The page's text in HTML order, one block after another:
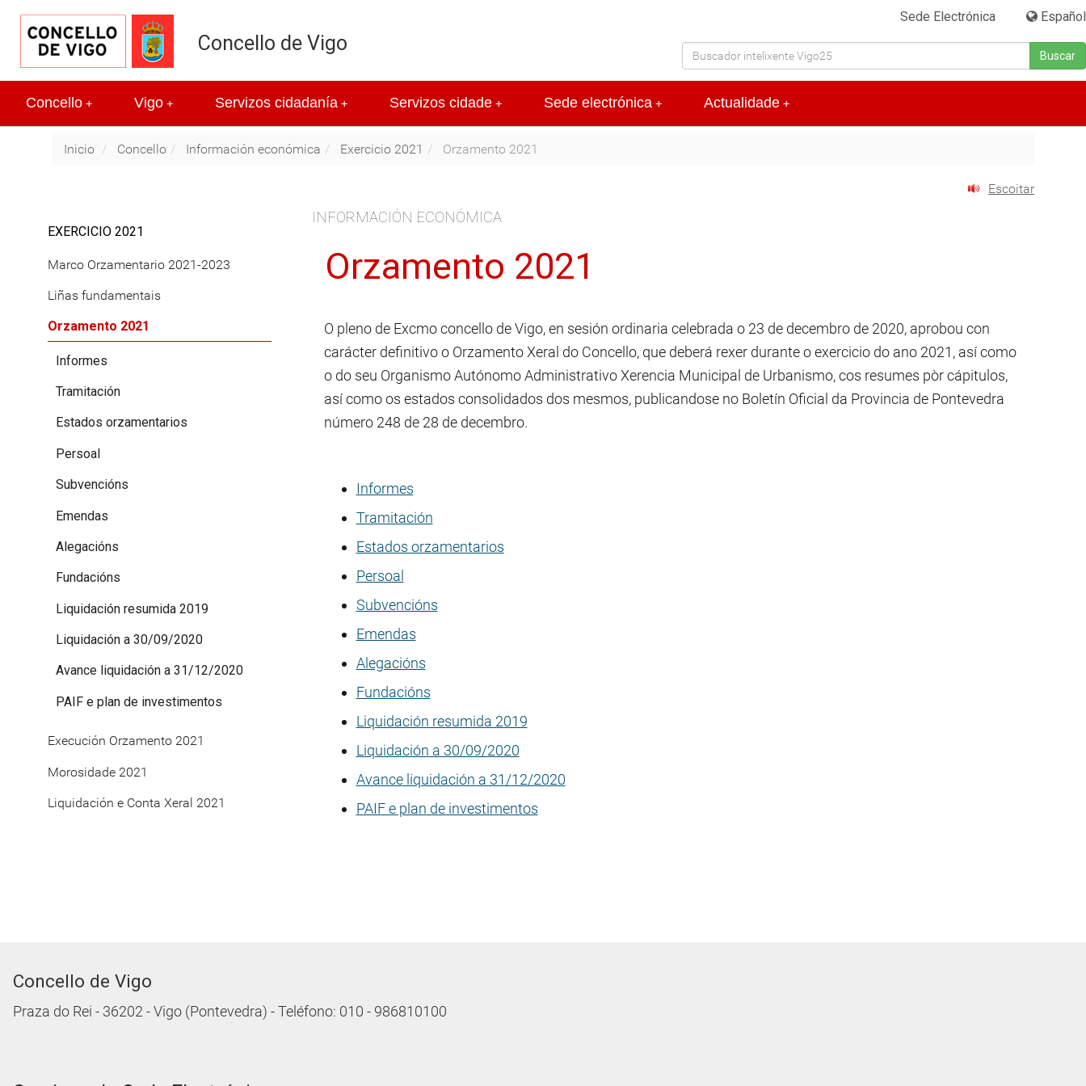
Sede Electrónica Español
Buscar
Concello de Vigo
+
Concello +
Vigo +
Servizos cidadanía +
Servizos cidade +
Sede electrónica +
Actualidade
Inicio Concello Información económica Exercicio 2021 Orzamento 2021
Escoitar
INFORMACIÓN ECONÓMICA
Orzamento 2021
O pleno de Excmo concello de Vigo, en sesión ordinaria celebrada o 23 de decembro de 2020, aprobou con
carácter definitivo o Orzamento Xeral do Concello, que deberá rexer durante o exercicio do ano 2021, así como
o do seu Organismo Autónomo Administrativo Xerencia Municipal de Urbanismo, cos resumes pòr cápitulos,
así como os estados consolidados dos mesmos, publicandose no Boletín Oficial da Provincia de Pontevedra
número 248 de 28 de decembro.
Informes
Tramitación
Estados orzamentarios
Persoal
Subvencións
Emendas
Alegacións
Fundacións
Liquidación resumida 2019
Liquidación a 30/09/2020
Avance liquidación a 31/12/2020
PAIF e plan de investimentos
EXERCICIO 2021
Marco Orzamentario 2021-2023
Liñas fundamentais
Orzamento 2021
Informes
Tramitación
Estados orzamentarios
Persoal
Subvencións
Emendas
Alegacións
Fundacións
Liquidación resumida 2019
Liquidación a 30/09/2020
Avance liquidación a 31/12/2020
PAIF e plan de investimentos
Execución Orzamento 2021
Morosidade 2021
Liquidación e Conta Xeral 2021
Concello de Vigo
Praza do Rei - 36202 - Vigo (Pontevedra) - Teléfono: 010 - 986810100